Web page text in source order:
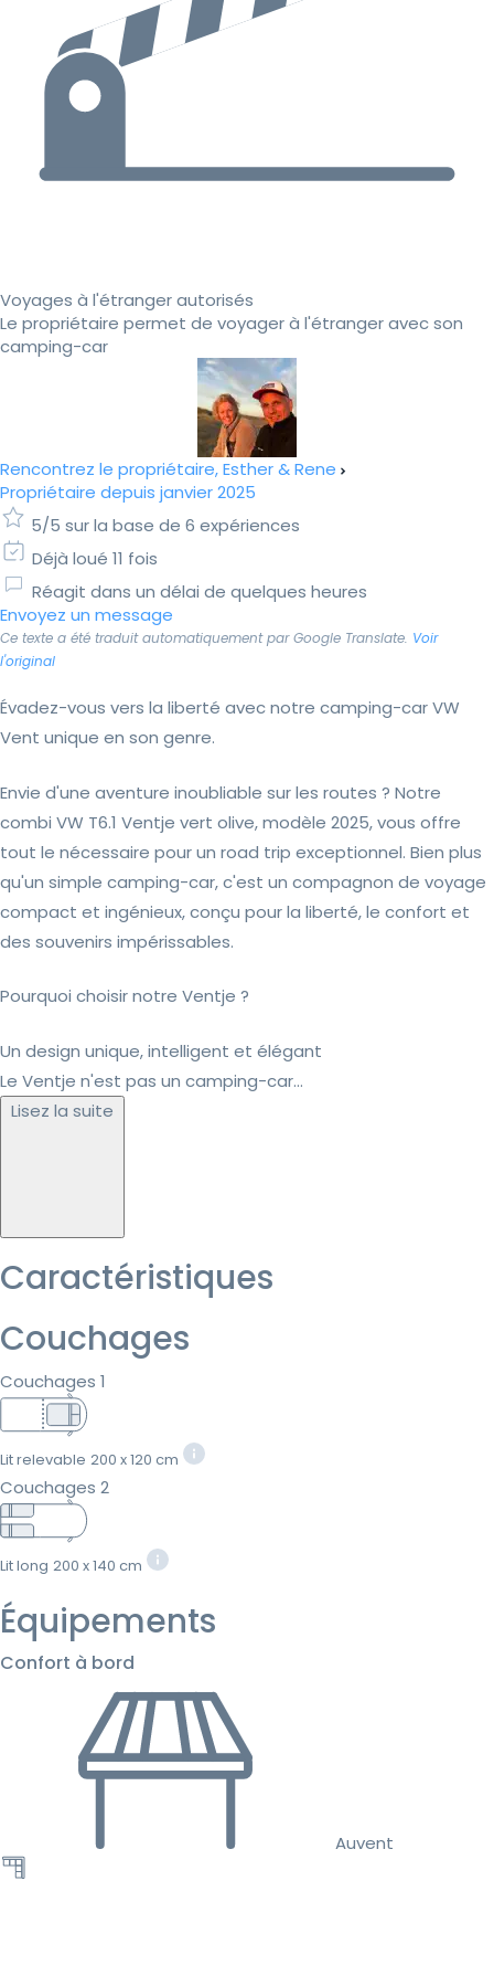
Voyages à l'étranger autorisés
Le propriétaire permet de voyager à l'étranger avec son
camping-car
Rencontrez le propriétaire, Esther & Rene
Propriétaire depuis janvier 2025
5/5 sur la base de 6 expériences
Déjà loué 11 fois
Réagit dans un délai de quelques heures
Envoyez un message
Ce texte a été traduit automatiquement par Google Translate. Voir
l'original
Évadez-vous vers la liberté avec notre camping-car VW
Vent unique en son genre.
Envie d'une aventure inoubliable sur les routes ? Notre
combi VW T6.1 Ventje vert olive, modèle 2025, vous offre
tout le nécessaire pour un road trip exceptionnel. Bien plus
qu'un simple camping-car, c'est un compagnon de voyage
compact et ingénieux, conçu pour la liberté, le confort et
des souvenirs impérissables.
Pourquoi choisir notre Ventje ?
Un design unique, intelligent et élégant
Le Ventje n'est pas un camping-car...
Lisez la suite
Caractéristiques
Couchages
Couchages 1
Lit relevable 200 x 120 cm
Couchages 2
Lit long 200 x 140 cm
Équipements
Confort à bord
Auvent